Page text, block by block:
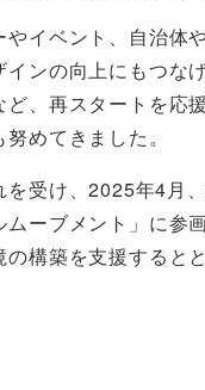
やイベント、自治体
ンの向上にもつな
ど、再スタートを応
めてきました。
を受け、2025年4月
ムーブメント」に参
構築を支援すると